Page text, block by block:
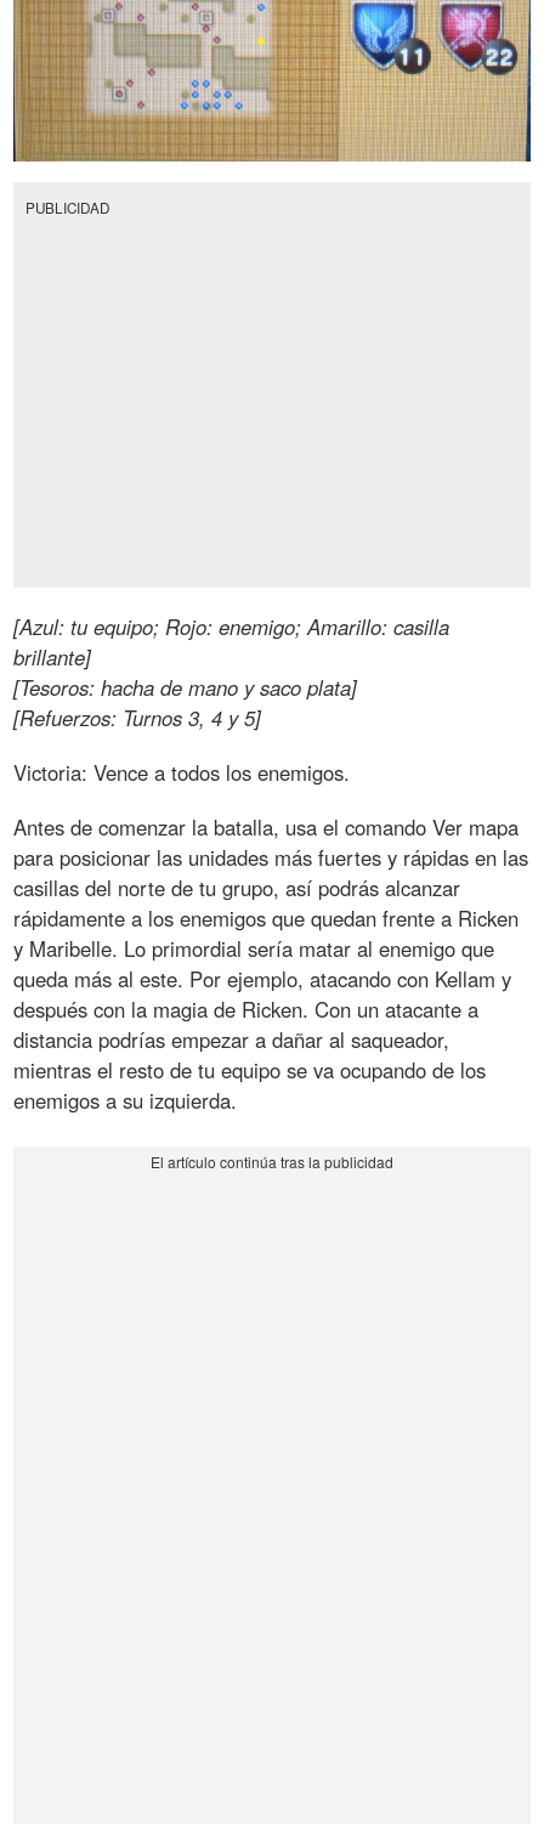
PUBLICIDAD
[Azul: tu equipo; Rojo: enemigo; Amarillo: casilla
brillante]
[Tesoros: hacha de mano y saco plata]
[Refuerzos: Turnos 3, 4 y 5]
Victoria: Vence a todos los enemigos.
Antes de comenzar la batalla, usa el comando Ver mapa
para posicionar las unidades más fuertes y rápidas en las
casillas del norte de tu grupo, así podrás alcanzar
rápidamente a los enemigos que quedan frente a Ricken
y Maribelle. Lo primordial sería matar al enemigo que
queda más al este. Por ejemplo, atacando con Kellam y
después con la magia de Ricken. Con un atacante a
distancia podrías empezar a dañar al saqueador,
mientras el resto de tu equipo se va ocupando de los
enemigos a su izquierda.